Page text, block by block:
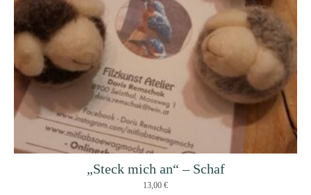
„Steck mich an“ – Schaf
13,00 €